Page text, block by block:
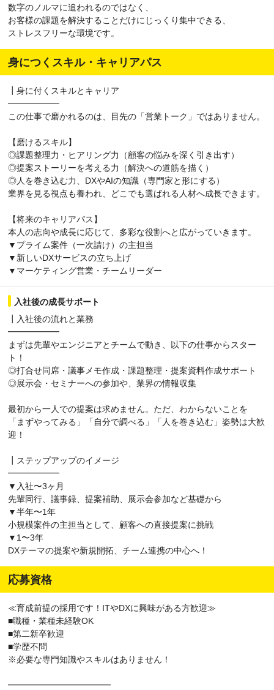
数字のノルマに追われるのではなく、
お客様の課題を解決することだけにじっくり集中できる、
ストレスフリーな環境です。
身につくスキル・キャリアパス
┃身に付くスキルとキャリア
━━━━━━
この仕事で磨かれるのは、目先の「営業トーク」ではありません。
【磨けるスキル】
◎課題整理力・ヒアリング力（顧客の悩みを深く引き出す）
◎提案ストーリーを考える力（解決への道筋を描く）
◎人を巻き込む力、DXやAIの知識（専門家と形にする）
業界を見る視点も養われ、どこでも選ばれる人材へ成長できます。
【将来のキャリアパス】
本人の志向や成長に応じて、多彩な役割へと広がっていきます。
▼プライム案件（一次請け）の主担当
▼新しいDXサービスの立ち上げ
▼マーケティング営業・チームリーダー
入社後の成長サポート
┃入社後の流れと業務
━━━━━━
まずは先輩やエンジニアとチームで動き、以下の仕事からスター
ト！
◎打合せ同席・議事メモ作成・課題整理・提案資料作成サポート
◎展示会・セミナーへの参加や、業界の情報収集
最初から一人での提案は求めません。ただ、わからないことを
「まずやってみる」「自分で調べる」「人を巻き込む」姿勢は大歓
迎！
┃ステップアップのイメージ
━━━━━━
▼入社〜3ヶ月
先輩同行、議事録、提案補助、展示会参加など基礎から
▼半年〜1年
小規模案件の主担当として、顧客への直接提案に挑戦
▼1〜3年
DXテーマの提案や新規開拓、チーム連携の中心へ！
応募資格
≪育成前提の採用です！ITやDXに興味がある方歓迎≫
■職種・業種未経験OK
■第二新卒歓迎
■学歴不問
※必要な専門知識やスキルはありません！
━━━━━━━━━━━━